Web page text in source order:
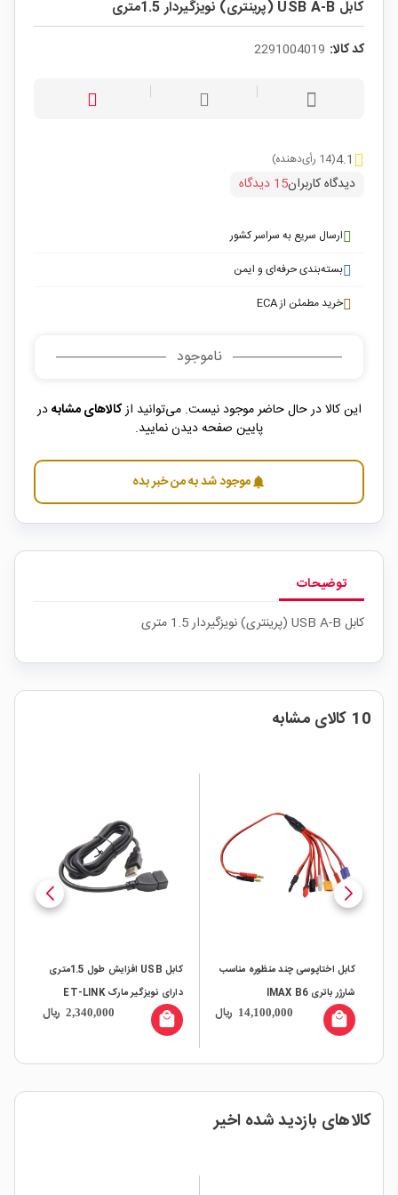
کابل USB A-B (پرینتری) نویزگیردار 1.5متری
کد کالا: 2291004019
4.1(14 رأی‌دهنده)
دیدگاه کاربران15 دیدگاه
ارسال سریع به سراسر کشور
بسته‌بندی حرفه‌ای و ایمن
خرید مطمئن از ECA
ناموجود
این کالا در حال حاضر موجود نیست. می‌توانید ازکالاهای مشابهدر
پایین صفحه دیدن نمایید.
notificationsموجود شد به من خبر بده
توضیحات
کابل USB A-B (پرینتری) نویزگیردار 1.5 متری
10 کالای مشابه
کابل اختاپوسی چند منظوره مناسب
شارژر باتری IMAX B6
14,100,000 ریال local_mall
کابل USB افزایش طول 1.5متری
دارای نویزگیر مارک ET-LINK
2,340,000 ریال local_mall
کالاهای بازدید شده اخیر